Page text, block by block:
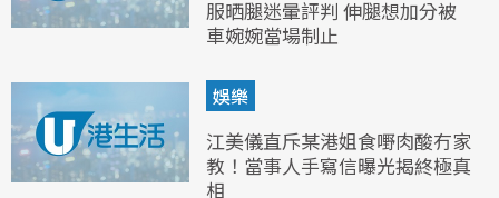
服晒腿迷暈評判 伸腿想加分被
車婉婉當場制止
娛樂
江美儀直斥某港姐食嘢肉酸冇家
教！當事人手寫信曝光揭終極真
相